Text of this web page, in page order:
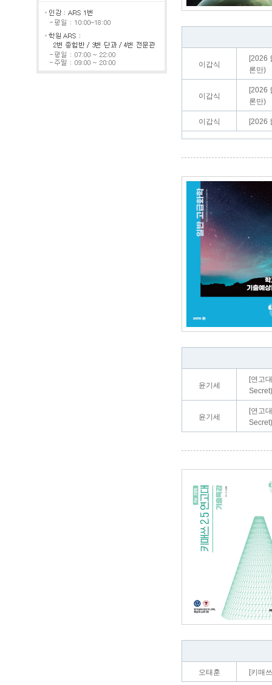
이갑식
[2026
론만)
이갑식
[2026
론만)
이갑식 [2026
윤기세
[연고
Secret)
윤기세
[연고
Secret)
오태훈 [키매